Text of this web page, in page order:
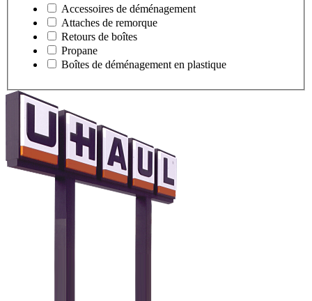
Accessoires de déménagement
Attaches de remorque
Retours de boîtes
Propane
Boîtes de déménagement en plastique